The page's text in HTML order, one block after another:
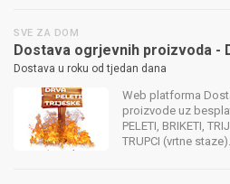
SVE ZA DOM
Dostava ogrjevnih proizvoda -
Dostava u roku od tjedan dana
Web platforma
proizvode uz
PELETI, BRIKETI,
TRUPCI (vrtne staze).